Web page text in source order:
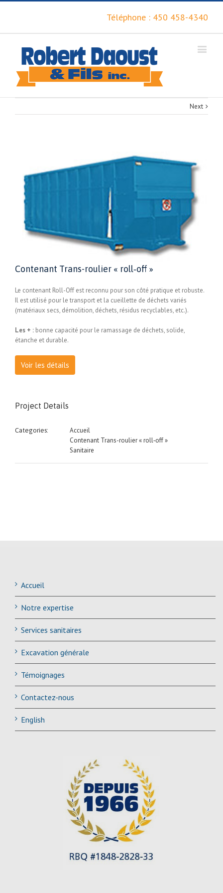
Téléphone : 450 458-4340
Next
Contenant Trans-roulier « roll‑off »
Le contenant Roll-Off est reconnu pour son côté pratique et robuste.
Il est utilisé pour le transport et la cueillette de déchets variés
(matériaux secs, démolition, déchets, résidus recyclables, etc.).
Les + : bonne capacité pour le ramassage de déchets, solide,
étanche et durable.
Voir les détails
Project Details
Categories:
Accueil
Contenant Trans-roulier « roll‑off »
Sanitaire
Accueil
Notre expertise
Services sanitaires
Excavation générale
Témoignages
Contactez-nous
English